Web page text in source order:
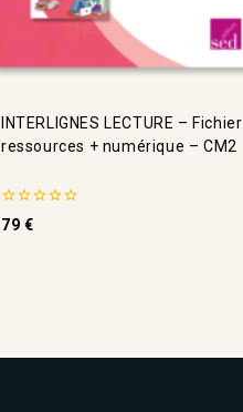
INTERLIGNES LECTURE – Fichier
ressources + numérique – CM2
0
de
79 €